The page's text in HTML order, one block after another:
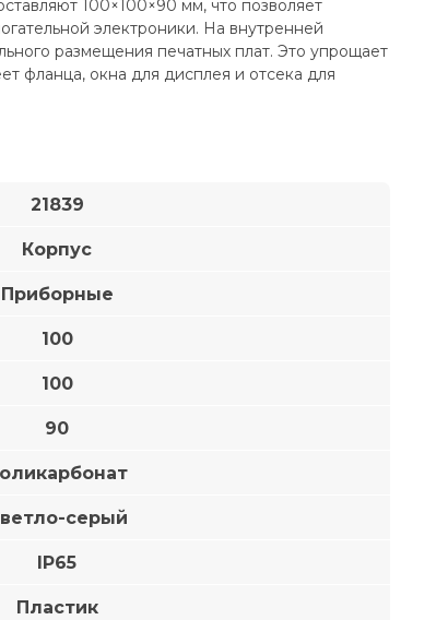
100×100×90 мм, что позволяет
электроники. На внутренней
размещения печатных плат. Это упрощает
фланца, окна для дисплея и отсека для
21839
Корпус
Приборные
100
100
90
серый
IP65
Пластик